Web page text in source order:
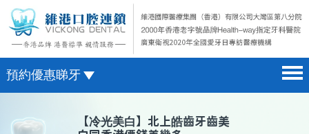
預約優惠睇牙
【冷光美白】北上皓齒牙齒美